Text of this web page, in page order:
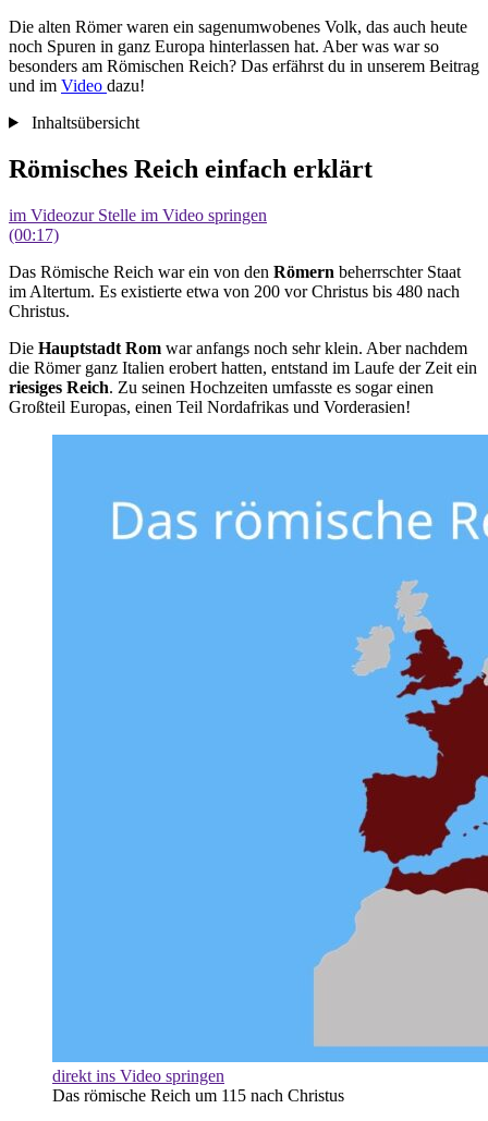
Die alten Römer waren ein sagenumwobenes Volk, das auch heute
noch Spuren in ganz Europa hinterlassen hat. Aber was war so
besonders am Römischen Reich? Das erfährst du in unserem Beitrag
und im Video dazu!
Inhaltsübersicht
Römisches Reich einfach erklärt
im Videozur Stelle im Video springen
(00:17)
Das Römische Reich war ein von den Römern beherrschter Staat
im Altertum. Es existierte etwa von 200 vor Christus bis 480 nach
Christus.
Die Hauptstadt Rom war anfangs noch sehr klein. Aber nachdem
die Römer ganz Italien erobert hatten, entstand im Laufe der Zeit ein
riesiges Reich. Zu seinen Hochzeiten umfasste es sogar einen
Großteil Europas, einen Teil Nordafrikas und Vorderasien!
direkt ins Video springen
Das römische Reich um 115 nach Christus